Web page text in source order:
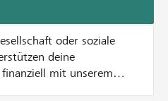
oder soziale
deine
mit unserem